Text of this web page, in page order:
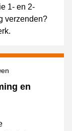
1- en 2-
verzenden?
en